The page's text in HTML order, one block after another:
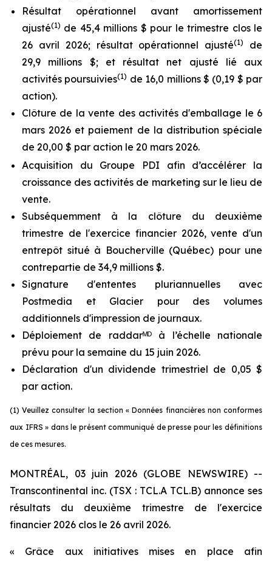
Résultat opérationnel avant amortissement
ajusté(1) de 45,4 millions $ pour le trimestre clos le
26 avril 2026; résultat opérationnel ajusté(1)
de
29,9 millions $; et résultat net ajusté lié aux
activités poursuivies(1) de 16,0 millions $ (0,19 $ par
action).
Clôture de la vente des activités d'emballage le 6
mars 2026 et paiement de la distribution spéciale
de 20,00 $ par action le 20 mars 2026.
Acquisition du Groupe PDI afin d’accélérer la
croissance des activités de marketing sur le lieu de
vente.
Subséquemment à la clôture du deuxième
trimestre de l'exercice financier 2026, vente d'un
entrepôt situé à Boucherville (Québec) pour une
contrepartie de 34,9 millions $.
Signature d'ententes pluriannuelles avec
Postmedia et Glacier pour des volumes
additionnels d'impression de journaux.
Déploiement de raddarᴹᴰ à l’échelle nationale
prévu pour la semaine du 15 juin 2026.
Déclaration d'un dividende trimestriel de 0,05 $
par action.
(1) Veuillez consulter la section « Données financières non conformes
aux IFRS » dans le présent communiqué de presse pour les définitions
de ces mesures.
MONTRÉAL, 03 juin 2026 (GLOBE NEWSWIRE) --
Transcontinental inc. (TSX : TCL.A TCL.B) annonce ses
résultats du deuxième trimestre de l'exercice
financier 2026 clos le 26 avril 2026.
« Grâce aux initiatives mises en place afin